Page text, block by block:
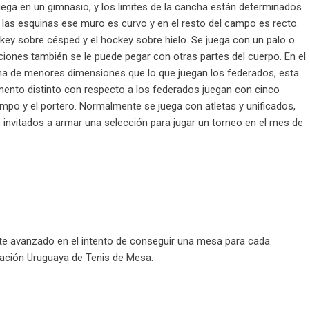
en un gimnasio, y los limites de la cancha están determinados
esquinas ese muro es curvo y en el resto del campo es recto.
sobre césped y el hockey sobre hielo. Se juega con un palo o
también se le puede pegar con otras partes del cuerpo. En el
de menores dimensiones que lo que juegan los federados, esta
distinto con respecto a los federados juegan con cinco
y el portero. Normalmente se juega con atletas y unificados,
a armar una selección para jugar un torneo en el mes de
avanzado en el intento de conseguir una mesa para cada
Uruguaya de Tenis de Mesa.